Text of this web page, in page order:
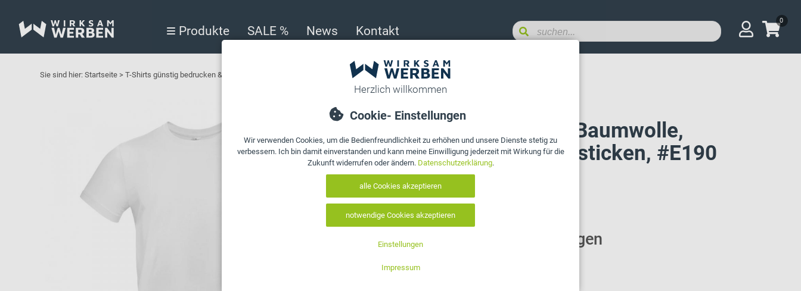
0
Produkte SALE % News Kontakt
Sie sind hier:Startseite >T-Shirts günstig bedrucken & besticken T-Shirt B&C Weiß, Baumwolle, bedrucken oder besticken, #E190
T-Shirt B&C Weiß, Baumwolle,
bedrucken oder besticken, #E190
Art. Nr.: 10242
Verfügbarkeit hier anfragen